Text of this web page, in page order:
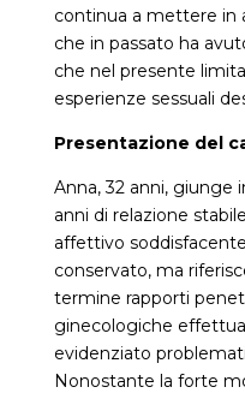
continua a mettere in
che in passato ha
che nel presente
esperienze sessuali
Presentazione del
Anna, 32 anni, giunge
anni di relazione
affettivo
conservato, ma
termine rapporti
ginecologiche
evidenziato
Nonostante la forte